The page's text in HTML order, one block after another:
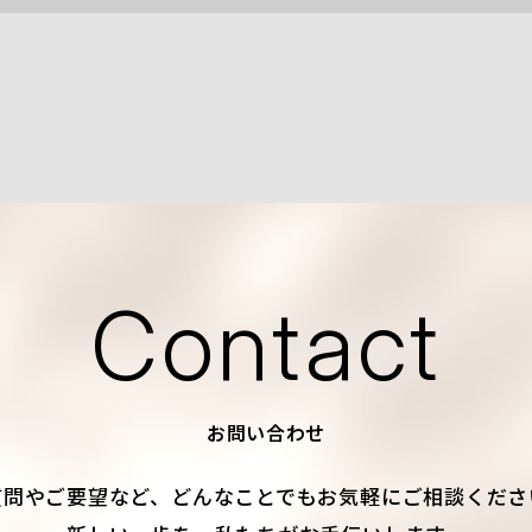
Contact
お問い合わせ
やご要望など、
どんなことでもお気軽にご相談くだ